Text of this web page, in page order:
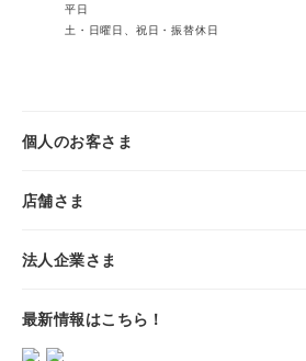
平日
土・日曜日、祝日・振替休日
個人のお客さま
店舗さま
法人企業さま
最新情報はこちら！